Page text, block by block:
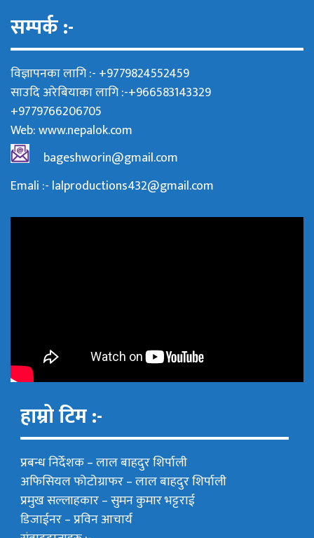
सम्पर्क :-
विज्ञापनका लागि :- +9779824552459
साउदि अरेबियाका लागि :-+966583143329
+9779766206705
Web:www.nepalok.com
bageshworin@gmail.com
Emali :- lalproductions432@gmail.com
हाम्रो टिम :-
प्रबन्ध निर्देशक –लाल बाहदुर शिर्पाली
अफिसियल फोटोग्राफर –लाल बाहदुर शिर्पाली
प्रमुख सल्लाहकार –सुमन कुमार भट्टराई
डिजाईनर – प्रविन आचार्य